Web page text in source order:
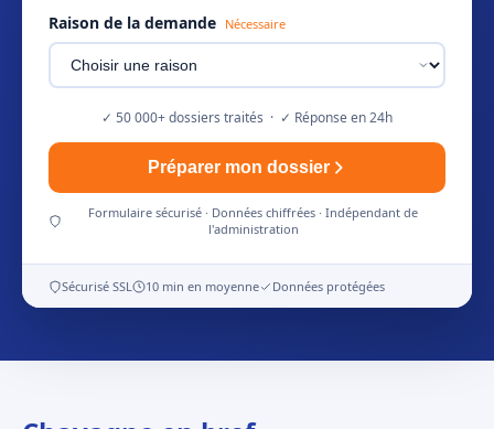
Raison de la demande Nécessaire
✓ 50 000+ dossiers traités · ✓ Réponse en 24h
Préparer mon dossier
Formulaire sécurisé · Données chiffrées · Indépendant de
l'administration
Sécurisé SSL 10 min en moyenne Données protégées